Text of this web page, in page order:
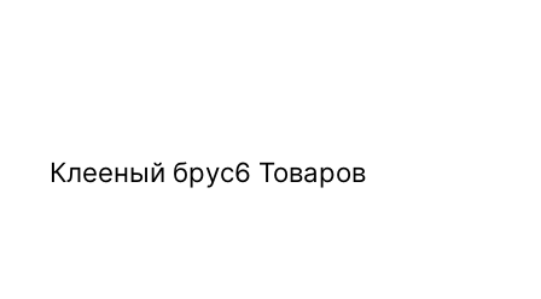
Клееный брус6 Товаров